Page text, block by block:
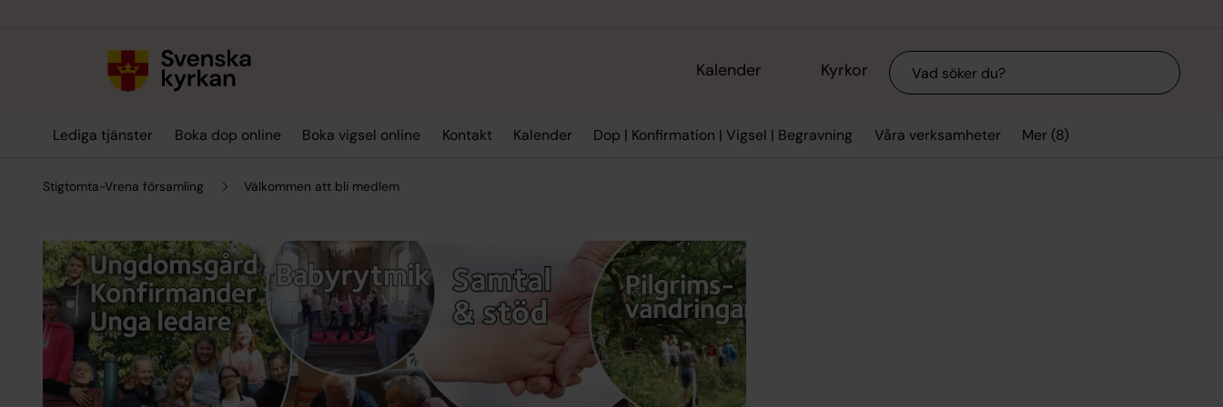
Kalender Kyrkor Sök
Lediga tjänster Boka dop online Boka vigsel online Kontakt Kalender Dop | Konfirmation | Vigsel | Begravning Våra verksamheter Mer (8)
Stigtomta-Vrena församling Välkommen att bli medlem